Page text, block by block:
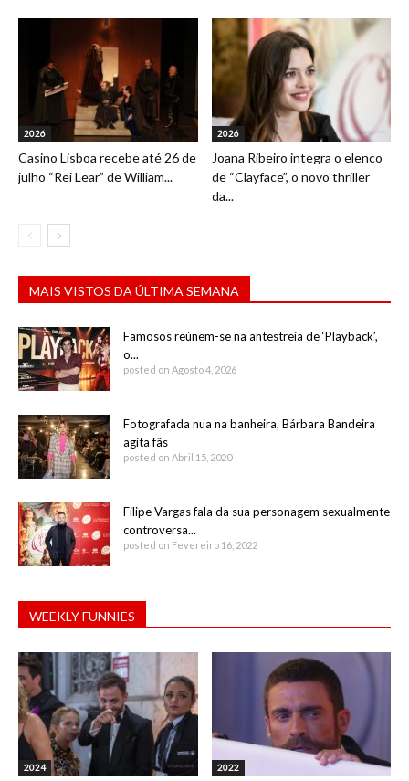
2026
Casino Lisboa recebe até 26 de
julho “Rei Lear” de William...
2026
Joana Ribeiro integra o elenco
de “Clayface”, o novo thriller
da...
MAIS VISTOS DA ÚLTIMA SEMANA
Famosos reúnem-se na antestreia de ‘Playback’,
o...
posted on Agosto 4, 2026
Fotografada nua na banheira, Bárbara Bandeira
agita fãs
posted on Abril 15, 2020
Filipe Vargas fala da sua personagem sexualmente
controversa...
posted on Fevereiro 16, 2022
WEEKLY FUNNIES
2024 2022